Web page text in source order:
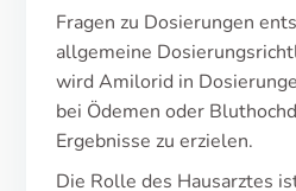
Fragen zu Dosierungen
allgemeine
wird Amilorid in
bei Ödemen oder
Ergebnisse zu erzielen.
Die Rolle des Hausarztes